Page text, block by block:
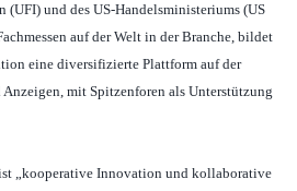
und des US-Handelsministeriums (US
auf der Welt in der Branche, bildet
eine diversifizierte Plattform auf der
mit Spitzenforen als Unterstützung
„kooperative Innovation und kollaborative